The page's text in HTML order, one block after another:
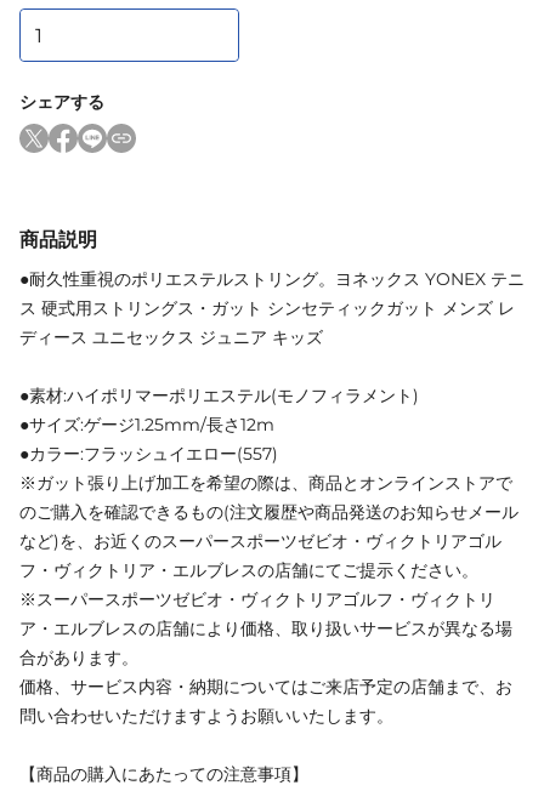
シェアする
商品説明
●耐久性重視のポリエステルストリング。ヨネックス YONEX テニ
ス 硬式用ストリングス・ガット シンセティックガット メンズ レ
ディース ユニセックス ジュニア キッズ
●素材:ハイポリマーポリエステル(モノフィラメント)
●サイズ:ゲージ1.25mm/長さ12m
●カラー:フラッシュイエロー(557)
※ガット張り上げ加工を希望の際は、商品とオンラインストアで
のご購入を確認できるもの(注文履歴や商品発送のお知らせメール
など)を、お近くのスーパースポーツゼビオ・ヴィクトリアゴル
フ・ヴィクトリア・エルブレスの店舗にてご提示ください。
※スーパースポーツゼビオ・ヴィクトリアゴルフ・ヴィクトリ
ア・エルブレスの店舗により価格、取り扱いサービスが異なる場
合があります。
価格、サービス内容・納期についてはご来店予定の店舗まで、お
問い合わせいただけますようお願いいたします。
【商品の購入にあたっての注意事項】